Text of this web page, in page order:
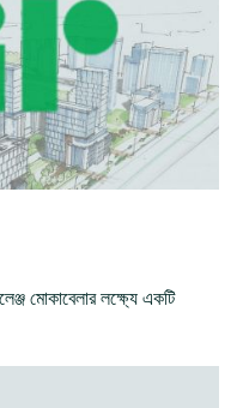
মোকাবেলার লক্ষ্যে একটি